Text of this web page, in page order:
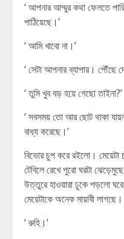
‘ আপনার আম্মুর কথা ফেলতে
পাঠিয়েছে।’
‘ আমি খাবো না।’
‘ সেটা আপনার ব্যাপার। পৌঁছে
‘ তুমি খুব বড় হয়ে গেছো তাইনা?’
‘ সবসময় তো আর ছোট থাকা
বাধ্য করেছে।’
বিভোর চুপ করে রইলো। মেয়েটা
টেবিলে রেখে পুরো ঘরটা
উত্তুরে হাওয়ারা ঢুকে পড়লো
মেয়েটাকে অনেক মায়াবী লাগছে।
‘ রুহি।’